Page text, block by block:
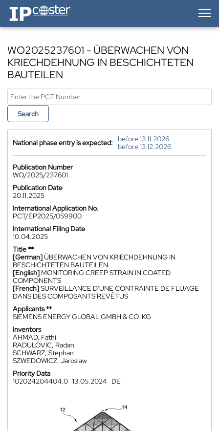
IP-Coster — Home
WO2025237601 - ÜBERWACHEN VON
KRIECHDEHNUNG IN BESCHICHTETEN
BAUTEILEN
Search
National phase entry is expected:
before 13.11.2026
before 13.12.2026
Publication Number
WO/2025/237601
Publication Date
20.11.2025
International Application No.
PCT/EP2025/059900
International Filing Date
10.04.2025
Title **
[German]ÜBERWACHEN VON KRIECHDEHNUNG IN
BESCHICHTETEN BAUTEILEN
[English] MONITORING CREEP STRAIN IN COATED
COMPONENTS
[French]SURVEILLANCE D'UNE CONTRAINTE DE FLUAGE
DANS DES COMPOSANTS REVÊTUS
Applicants **
SIEMENS ENERGY GLOBAL GMBH & CO. KG
Inventors
AHMAD, Fathi
RADULOVIC, Radan
SCHWARZ, Stephan
SZWEDOWICZ, Jaroslaw
Priority Data
102024204404.0 13.05.2024 DE